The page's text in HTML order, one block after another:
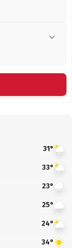
31°
33°
23°
25°
24°
34°